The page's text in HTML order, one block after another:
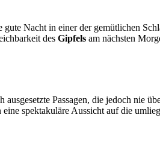
Nacht in einer der gemütlichen
des Gipfels am nächsten
Passagen, die jedoch nie
spektakuläre Aussicht auf die